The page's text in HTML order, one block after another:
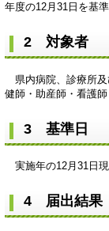
年度の12月31日を基
2 対象者
県内病院、診療所及
健師・助産師・看護
3 基準日
実施年の12月31日現
4 届出結果